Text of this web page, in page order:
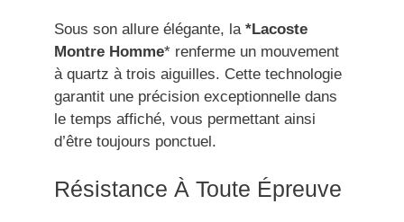
Sous son allure élégante, la *Lacoste
Montre Homme* renferme un mouvement
à quartz à trois aiguilles. Cette technologie
garantit une précision exceptionnelle dans
le temps affiché, vous permettant ainsi
d’être toujours ponctuel.
Résistance À Toute Épreuve